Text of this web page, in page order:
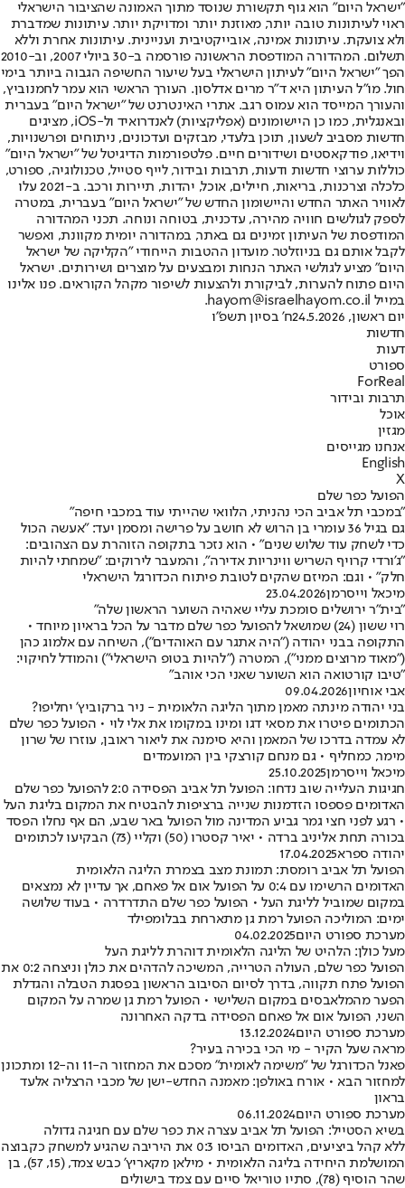
"ישראל היום" הוא גוף תקשורת שנוסד מתוך האמונה שהציבור הישראלי
ראוי לעיתונות טובה יותר, מאוזנת יותר ומדויקת יותר. עיתונות שמדברת
ולא צועקת. עיתונות אמינה, אובייקטיבית ועניינית. עיתונות אחרת וללא
תשלום. המהדורה המודפסת הראשונה פורסמה ב-30 ביולי 2007, וב-2010
הפך "ישראל היום" לעיתון הישראלי בעל שיעור החשיפה הגבוה ביותר בימי
חול. מו"ל העיתון היא ד"ר מרים אדלסון. העורך הראשי הוא עמר לחמנוביץ,
והעורך המייסד הוא עמוס רגב. אתרי האינטרנט של "ישראל היום" בעברית
ובאנגלית, כמו כן היישומונים (אפליקציות) לאנדרואיד ול-iOS, מציגים
חדשות מסביב לשעון, תוכן בלעדי, מבזקים ועדכונים, ניתוחים ופרשנויות,
וידיאו, פודקאסטים ושידורים חיים. פלטפורמות הדיגיטל של "ישראל היום"
כוללות ערוצי חדשות ודעות, תרבות ובידור, לייף סטייל, טכנולוגיה, ספורט,
כלכלה וצרכנות, בריאות, חיילים, אוכל, יהדות, תיירות ורכב. ב-2021 עלו
לאוויר האתר החדש והיישומון החדש של "ישראל היום" בעברית, במטרה
לספק לגולשים חוויה מהירה, עדכנית, בטוחה ונוחה. תכני המהדורה
המודפסת של העיתון זמינים גם באתר, במהדורה יומית מקוונת, ואפשר
לקבל אותם גם בניוזלטר. מועדון ההטבות הייחודי "הקליקה של ישראל
היום" מציע לגולשי האתר הנחות ומבצעים על מוצרים ושירותים. ישראל
היום פתוח להערות, לביקורת ולהצעות לשיפור מקהל הקוראים. פנו אלינו
במייל hayom@israelhayom.co.il.
יום ראשון, 24.5.2026
ח' בסיון תשפ"ו
חדשות
דעות
ספורט
ForReal
תרבות ובידור
אוכל
מגזין
אנחנו מגייסים
English
X
הפועל כפר שלם
"במכבי תל אביב הכי נהניתי, הלוואי שהייתי עוד במכבי חיפה"
גם בגיל 36 עומרי בן הרוש לא חושב על פרישה ומסמן יעד: "אעשה הכול
כדי לשחק עוד שלוש שנים" • הוא נזכר בתקופה הזוהרת עם הצהובים:
"ג'ורדי קרויף השריש ווינריות אדירה", והמעבר לירוקים: "שמחתי להיות
חלק" • וגם: המיזם שהקים לטובת פיתוח הכדורגל הישראלי
מיכאל וייסרמן23.04.2026
"בית"ר ירושלים סומכת עליי שאהיה השוער הראשון שלה"
רוי ששון (24) שמושאל להפועל כפר שלם מדבר על הכל בראיון מיוחד •
התקופה בבני יהודה ("היה אתגר עם האוהדים"), השיחה עם אלמוג כהן
("מאוד מרוצים ממני"), המטרה ("להיות בטופ הישראלי") והמודל לחיקוי:
"טיבו קורטואה הוא השוער שאני הכי אוהב"
אבי אוחיון09.04.2026
בני יהודה מינתה מאמן מתוך הליגה הלאומית - ניר ברקוביץ' יחליפו?
הכתומים פיטרו את מסאי דגו ומינו במקומו את אלי לוי • הפועל כפר שלם
לא עמדה בדרכו של המאמן והיא סימנה את ליאור ראובן, עוזרו של שרון
מימר, כמחליף • גם מנחם קורצקי בין המועמדים
מיכאל וייסרמן25.10.2025
חגיגות העלייה שוב נדחו: הפועל תל אביב הפסידה 2:0 להפועל כפר שלם
האדומים פספסו הזדמנות שנייה ברציפות להבטיח את המקום בליגת העל
• רגע לפני חצי גמר גביע המדינה מול הפועל באר שבע, הם אף נחלו הפסד
בכורה תחת אליניב ברדה • יאיר קסטרו (50) וקליי (73) הבקיעו לכתומים
יהודה ספרא17.04.2025
הפועל תל אביב רומסת: תמונת מצב בצמרת הליגה הלאומית
האדומים הרשימו עם 0:4 על הפועל אום אל פאחם, אך עדיין לא נמצאים
במקום שמוביל לליגת העל • הפועל כפר שלם התדרדרה • בעוד שלושה
ימים: המוליכה הפועל רמת גן מתארחת בבלומפילד
מערכת ספורט היום04.02.2025
מעל כולן: הלהיט של הליגה הלאומית דוהרת לליגת העל
הפועל כפר שלם, העולה הטרייה, המשיכה להדהים את כולן וניצחה 0:2 את
הפועל פתח תקווה, בדרך לסיום הסיבוב הראשון בפסגת הטבלה והגדלת
הפער מהמלאבסים במקום השלישי • הפועל רמת גן שמרה על המקום
השני, הפועל אום אל פאחם הפסידה בדקה האחרונה
מערכת ספורט היום13.12.2024
מראה שעל הקיר - מי הכי בכירה בעיר?
פאנל הכדורגל של "משימה לאומית" מסכם את המחזור ה-11 וה-12 ומתכונן
למחזור הבא • אורח באולפן: מאמנה החדש-ישן של מכבי הרצליה אלעד
בראון
מערכת ספורט היום06.11.2024
בשיא הסטייל: הפועל תל אביב עצרה את כפר שלם עם חגיגה גדולה
ללא קהל ביציעים, האדומים הביסו 0:3 את היריבה שהגיע למשחק כקבוצה
המושלמת היחידה בליגה הלאומית • מילאן מקאריץ' כבש צמד, (15, 57), בן
שהר הוסיף (78), סתיו טוריאל סיים עם צמד בישולים